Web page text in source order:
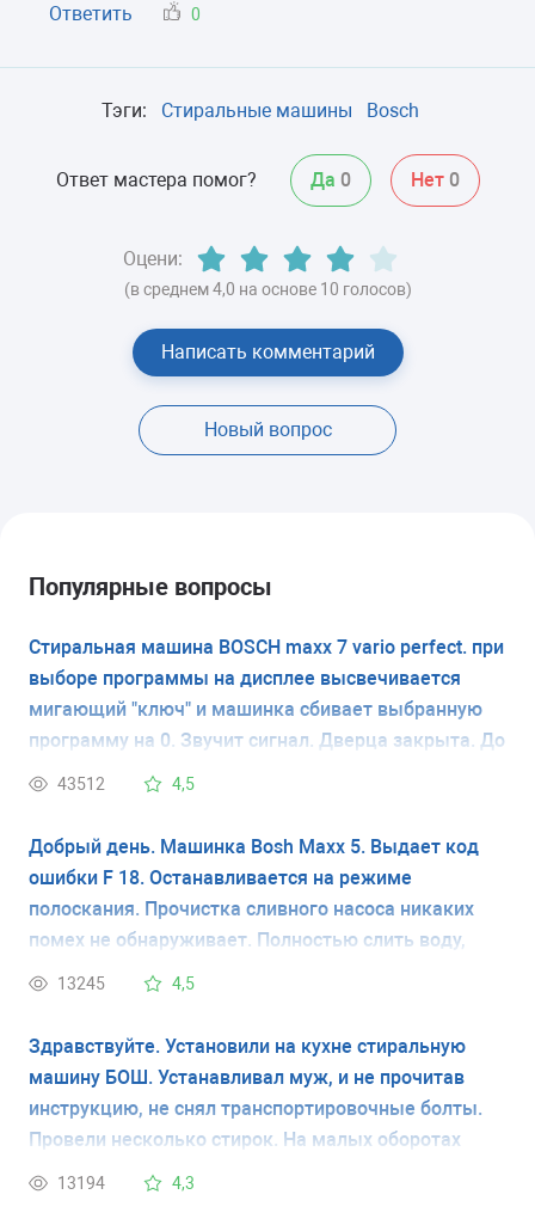
Ответить 0
Тэги: Стиральные машины Bosch
Ответ мастера помог? Да 0 Нет 0
Оцени:
(в среднем 4,0 на основе 10 голосов)
Написать комментарий
Новый вопрос
Популярные вопросы
Стиральная машина BOSCH maxx 7 vario perfect. при
выборе программы на дисплее высвечивается
мигающий "ключ" и машинка сбивает выбранную
программу на 0. Звучит сигнал. Дверца закрыта. До
этого машинка работала хорошо. У меня нет
ключ. Спасибо.
43512 4,5
Добрый день. Машинка Bosh Maxx 5. Выдает код
ошибки F 18. Останавливается на режиме
полоскания. Прочистка сливного насоса никаких
помех не обнаруживает. Полностью слить воду,
открыв пробку сливного насоса - нижний лючок
закончить стирку. На следующей стирке все
повторяется.
13245 4,5
Здравствуйте. Установили на кухне стиральную
машину БОШ. Устанавливал муж, и не прочитав
инструкцию, не снял транспортировочные болты.
Провели несколько стирок. На малых оборотах
машина не вибрировала практически, но несколько
13194 4,3